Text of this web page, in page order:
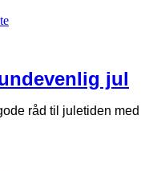
jul
råd til juletiden med